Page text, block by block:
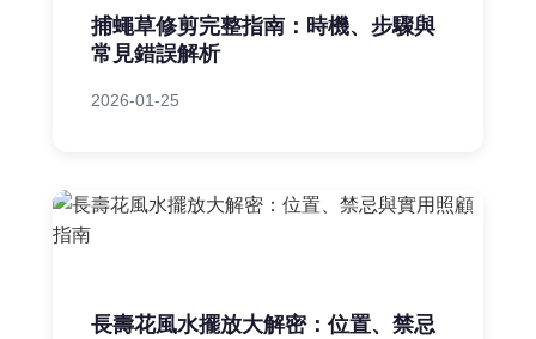
捕蠅草修剪完整指南：時機、步驟與
常見錯誤解析
2026-01-25
長壽花風水擺放大解密：位置、禁忌